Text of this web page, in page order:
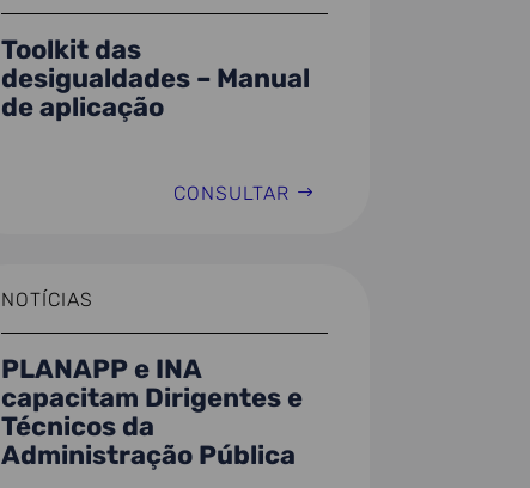
Toolkit das
desigualdades – Manual
de aplicação
CONSULTAR
NOTÍCIAS
PLANAPP e INA
capacitam Dirigentes e
Técnicos da
Administração Pública